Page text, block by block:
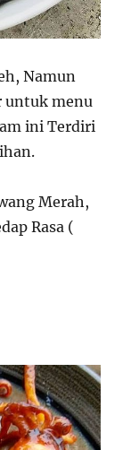
Namun
untuk menu
ini Terdiri
Merah,
Rasa (